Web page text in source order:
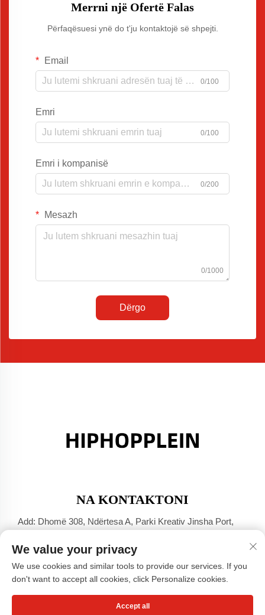
Merrni një Ofertë Falas
Përfaqësuesi ynë do t'ju kontaktojë së shpejti.
Email
0/100
Emri
0/100
Emri i kompanisë
0/200
Mesazh
0/1000
Dërgo
NA KONTAKTONI
Add: Dhomë 308, Ndërtesa A, Parki Kreativ Jinsha Port,
Tel: +86-17304049586
E-mail:[email protected]
Të drejtat e rezervuara © Guangzhou Xiaohongshu Clothing
We value your privacy
We use cookies and similar tools to provide our services. If you
don't want to accept all cookies, click Personalize cookies.
Accept all